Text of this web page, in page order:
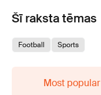
Šī raksta tēmas
Football Sports
Most popular